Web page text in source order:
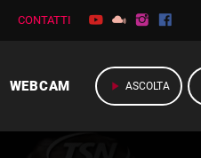
CONTATTI
WEBCAM play_arrow ASCOLTA